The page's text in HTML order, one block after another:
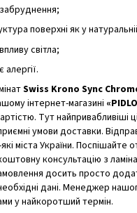
поверхні як у
світла;
Swiss Krono Sync
інтернет-магазині
Тут найпривабливіші
умови доставки.
міста України. Поспішайте
консультацію з
досить просто
дані. Менеджер
у найкоротший термін.